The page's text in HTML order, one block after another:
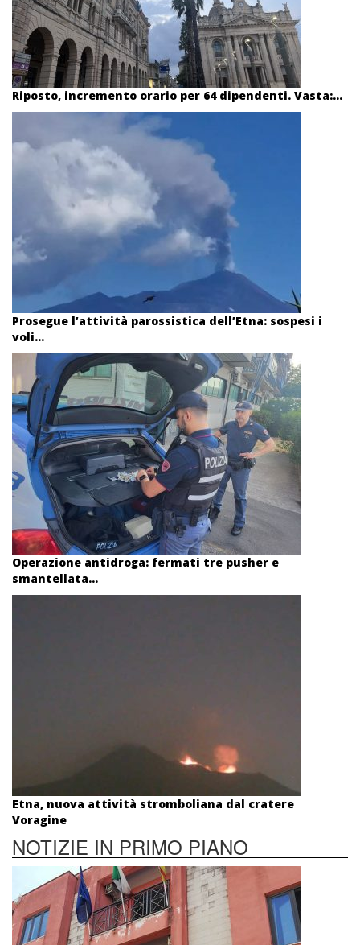
Riposto, incremento orario per 64 dipendenti. Vasta:...
Prosegue l’attività parossistica dell’Etna: sospesi i
voli...
Operazione antidroga: fermati tre pusher e
smantellata...
Etna, nuova attività stromboliana dal cratere
Voragine
NOTIZIE IN PRIMO PIANO